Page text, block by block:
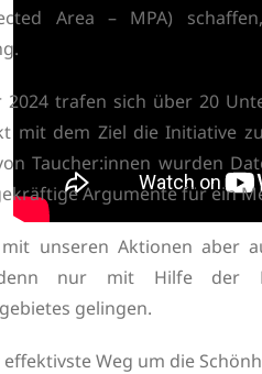
Area – MPA)
2024 trafen sich über 20
mit dem Ziel die Initiative
Taucher:innen wurden
Argumente für ein
unseren Aktionen aber
nur mit Hilfe der
gelingen.
effektivste Weg um die